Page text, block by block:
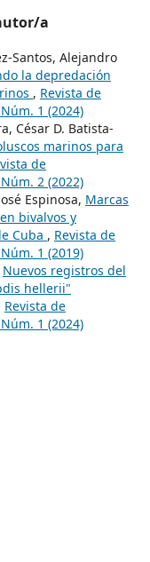
a
Santos, Alejandro
la depredación
, Revista de
1 (2024)
César D. Batista-
marinos para
de
2 (2022)
Espinosa, Marcas
bivalvos y
Cuba , Revista de
1 (2019)
Nuevos registros del
hellerii"
Revista de
1 (2024)